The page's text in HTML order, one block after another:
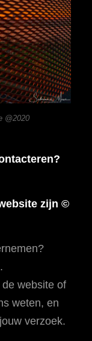
@2020
zijn ©
website of
weten, en
verzoek.